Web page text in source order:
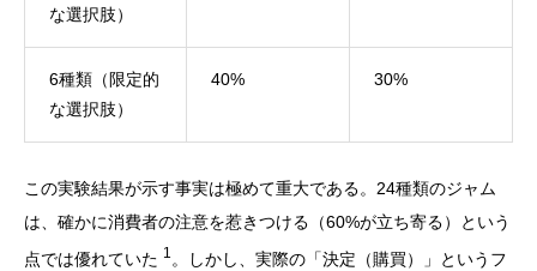
な選択肢）
6種類（限定的
な選択肢）
40% 30%
この実験結果が示す事実は極めて重大である。24種類のジャム
は、確かに消費者の注意を惹きつける（60%が立ち寄る）という
点では優れていた 1 。しかし、実際の「決定（購買）」というフ